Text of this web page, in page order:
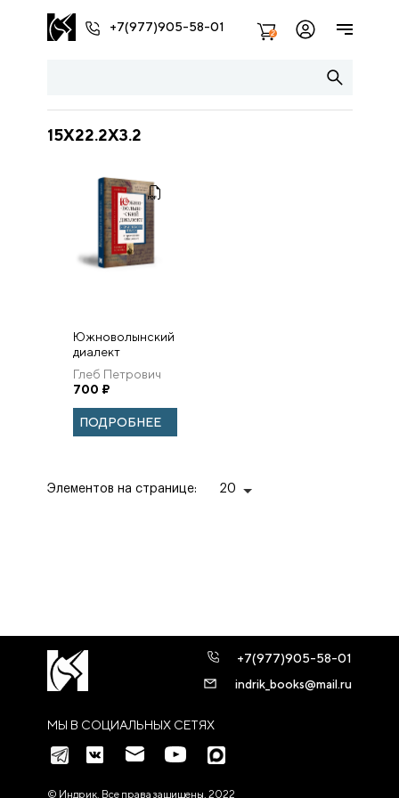
+7(977)905-58-01 2
15X22.2X3.2
Южноволынский
диалект
УКРАИНСКОГО
ЯЗЫКА в
Аргентине
(Мисьонес)
дневник
Глеб Петрович
Пилипенко
700 ₽
ПОДРОБНЕЕ
Элементов на странице: 20
МЫ В СОЦИАЛЬНЫХ СЕТЯХ
+7(977)905-58-01
indrik_books@mail.ru
© Индрик. Все права защищены, 2022